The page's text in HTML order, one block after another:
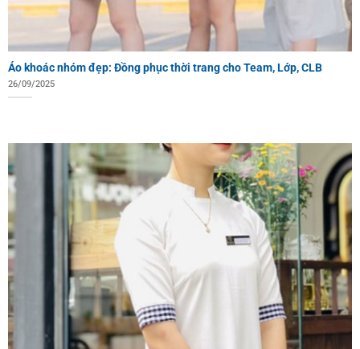
Áo khoác nhóm đẹp: Đồng phục thời trang cho Team, Lớp, CLB
26/09/2025